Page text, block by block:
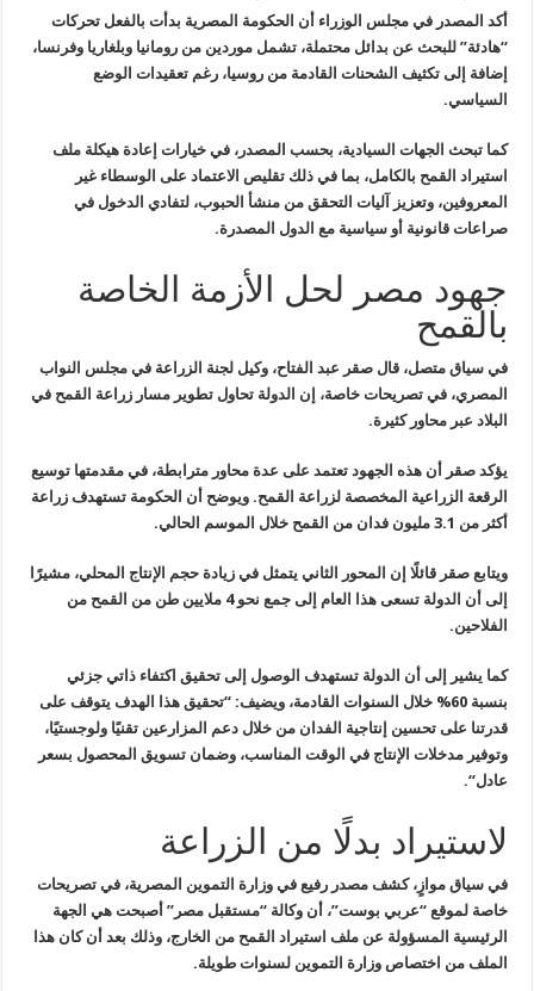
أكد المصدر في مجلس الوزراء أن الحكومة المصرية بدأت بالفعل تحركات
“هادئة” للبحث عن بدائل محتملة، تشمل موردين من رومانيا وبلغاريا وفرنسا،
إضافة إلى تكثيف الشحنات القادمة من روسيا، رغم تعقيدات الوضع
السياسي.
كما تبحث الجهات السيادية، بحسب المصدر، في خيارات إعادة هيكلة ملف
استيراد القمح بالكامل، بما في ذلك تقليص الاعتماد على الوسطاء غير
المعروفين، وتعزيز آليات التحقق من منشأ الحبوب، لتفادي الدخول في
صراعات قانونية أو سياسية مع الدول المصدرة.
جهود مصر لحل الأزمة الخاصة
بالقمح
في سياق متصل، قال صقر عبد الفتاح، وكيل لجنة الزراعة في مجلس النواب
المصري، في تصريحات خاصة، إن الدولة تحاول تطوير مسار زراعة القمح في
البلاد عبر محاور كثيرة.
يؤكد صقر أن هذه الجهود تعتمد على عدة محاور مترابطة، في مقدمتها توسيع
الرقعة الزراعية المخصصة لزراعة القمح. ويوضح أن الحكومة تستهدف زراعة
أكثر من 3.1 مليون فدان من القمح خلال الموسم الحالي .
ويتابع صقر قائلًا إن المحور الثاني يتمثل في زيادة حجم الإنتاج المحلي، مشيرًا
إلى أن الدولة تسعى هذا العام إلى جمع نحو 4 ملايين طن من القمح من
الفلاحين.
كما يشير إلى أن الدولة تستهدف الوصول إلى تحقيق اكتفاء ذاتي جزئي
بنسبة 60%
خلال السنوات القادمة، ويضيف: “تحقيق هذا الهدف يتوقف على
قدرتنا على تحسين إنتاجية الفدان من خلال دعم المزارعين تقنيًا ولوجستيًا،
وتوفير مدخلات الإنتاج في الوقت المناسب، وضمان تسويق المحصول بسعر
عادل“.
لاستيراد بدلًا من الزراعة
في سياق موازٍ، كشف مصدر رفيع في وزارة التموين المصرية، في تصريحات
خاصة لموقع “عربي بوست”، أن وكالة “مستقبل مصر” أصبحت هي الجهة
الرئيسية المسؤولة عن ملف استيراد القمح من الخارج، وذلك بعد أن كان هذا
الملف من اختصاص وزارة التموين لسنوات طويلة.